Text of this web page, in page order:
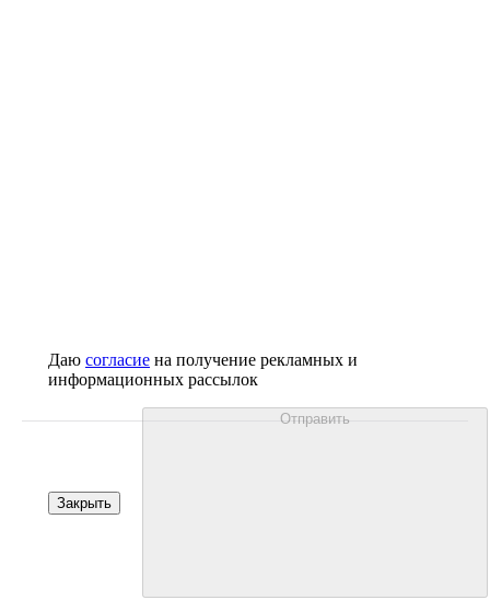
Даю согласие на получение рекламных и
информационных рассылок
Закрыть
Отправить